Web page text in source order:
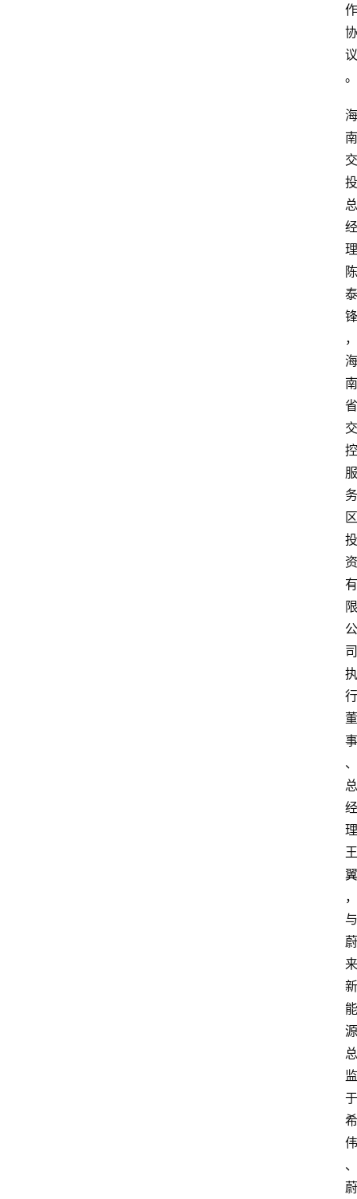
作
协
议
。
海
南
交
投
总
经
理
陈
泰
锋
，
海
南
省
交
控
服
务
区
投
资
有
限
公
司
执
行
董
事
、
总
经
理
王
翼
，
与
蔚
来
新
能
源
总
监
于
希
伟
、
蔚